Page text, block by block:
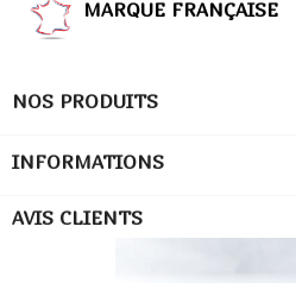
MARQUE FRANÇAISE
NOS PRODUITS
INFORMATIONS
AVIS CLIENTS